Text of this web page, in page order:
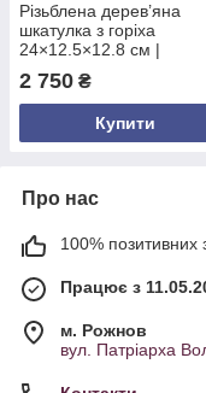
Різьблена дерев’яна
шкатулка з горіха
24×12.5×12.8 см |
Скринька ручної
оксамитовим дном і
механічним замком на
2 750 ₴
Купити
Про нас
100% позитивних
Працює з
м. Рожнов
вул. Патріарха